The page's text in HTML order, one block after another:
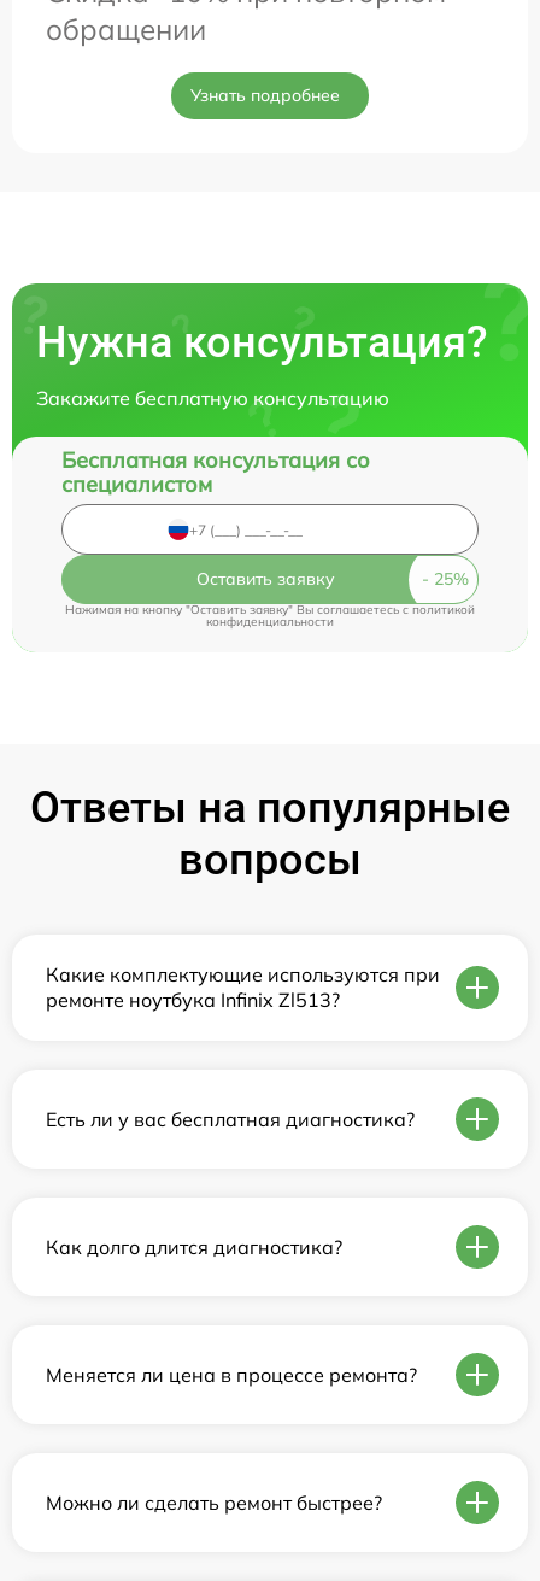
обращении
Узнать подробнее
Нужна консультация?
Закажите бесплатную консультацию
Бесплатная консультация со
специалистом
Оставить заявку
Нажимая на кнопку "Оставить заявку" Вы соглашаетесь c политикой
конфиденциальности
Ответы на популярные
вопросы
Какие комплектующие используются при
ремонте ноутбука Infinix Zl513?
Есть ли у вас бесплатная диагностика?
Как долго длится диагностика?
Меняется ли цена в процессе ремонта?
Можно ли сделать ремонт быстрее?